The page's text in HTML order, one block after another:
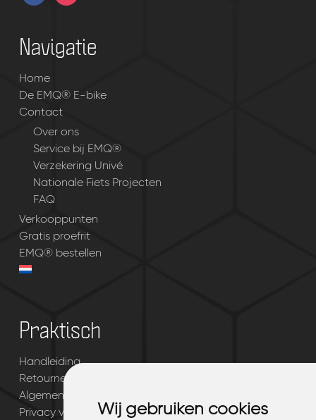
Wij gebruiken cookies
Wij gebruiken cookies
Navigatie
Home
De EMQ® E-bike
Contact
Over ons
Service bij EMQ®
Verzekering Univé
Nationale Fiets Projecten
FAQ
Verkooppunten
Gratis proefrit
EMQ® bestellen
Praktisch
Handleiding
Retourneren & garantie
Algemene voorwaarden
Privacy verklaring